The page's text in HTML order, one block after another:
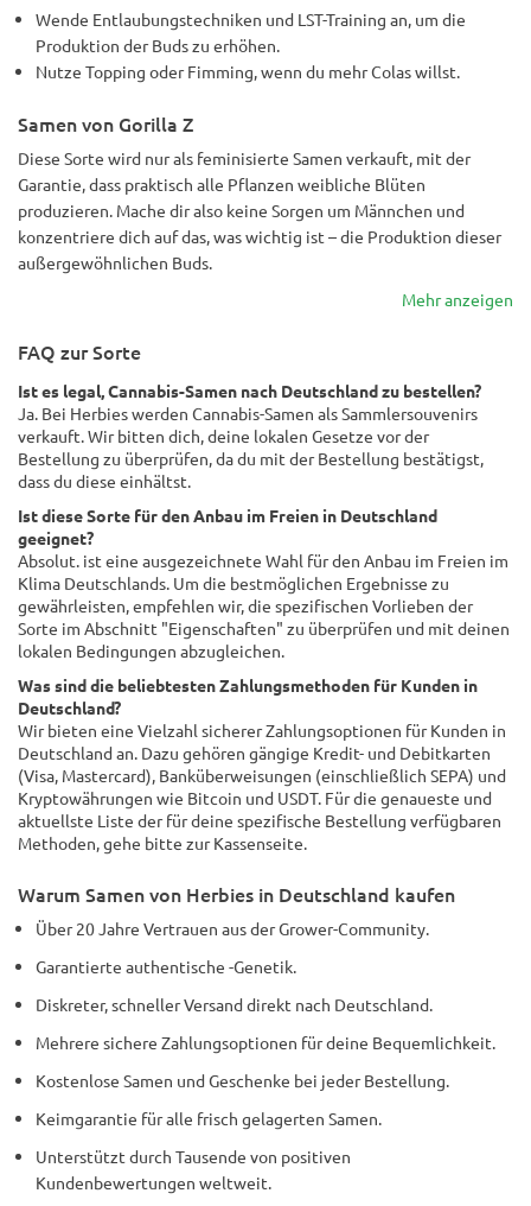
Wende Entlaubungstechniken und LST-Training an, um die
Produktion der Buds zu erhöhen.
Nutze Topping oder Fimming, wenn du mehr Colas willst.
Samen von Gorilla Z
Diese Sorte wird nur als feminisierte Samen verkauft, mit der
Garantie, dass praktisch alle Pflanzen weibliche Blüten
produzieren. Mache dir also keine Sorgen um Männchen und
konzentriere dich auf das, was wichtig ist – die Produktion dieser
außergewöhnlichen Buds.
Mehr anzeigen
FAQ zur Sorte
Ist es legal, Cannabis-Samen nach Deutschland zu bestellen?
Ja. Bei Herbies werden Cannabis-Samen als Sammlersouvenirs
verkauft. Wir bitten dich, deine lokalen Gesetze vor der
Bestellung zu überprüfen, da du mit der Bestellung bestätigst,
dass du diese einhältst.
Ist diese Sorte für den Anbau im Freien in Deutschland
geeignet?
Absolut. ist eine ausgezeichnete Wahl für den Anbau im Freien im
Klima Deutschlands. Um die bestmöglichen Ergebnisse zu
gewährleisten, empfehlen wir, die spezifischen Vorlieben der
Sorte im Abschnitt "Eigenschaften" zu überprüfen und mit deinen
lokalen Bedingungen abzugleichen.
Was sind die beliebtesten Zahlungsmethoden für Kunden in
Deutschland?
Wir bieten eine Vielzahl sicherer Zahlungsoptionen für Kunden in
Deutschland an. Dazu gehören gängige Kredit- und Debitkarten
(Visa, Mastercard), Banküberweisungen (einschließlich SEPA) und
Kryptowährungen wie Bitcoin und USDT. Für die genaueste und
aktuellste Liste der für deine spezifische Bestellung verfügbaren
Methoden, gehe bitte zur Kassenseite.
Warum Samen von Herbies in Deutschland kaufen
Über 20 Jahre Vertrauen aus der Grower-Community.
Garantierte authentische -Genetik.
Diskreter, schneller Versand direkt nach Deutschland.
Mehrere sichere Zahlungsoptionen für deine Bequemlichkeit.
Kostenlose Samen und Geschenke bei jeder Bestellung.
Keimgarantie für alle frisch gelagerten Samen.
Unterstützt durch Tausende von positiven
Kundenbewertungen weltweit.